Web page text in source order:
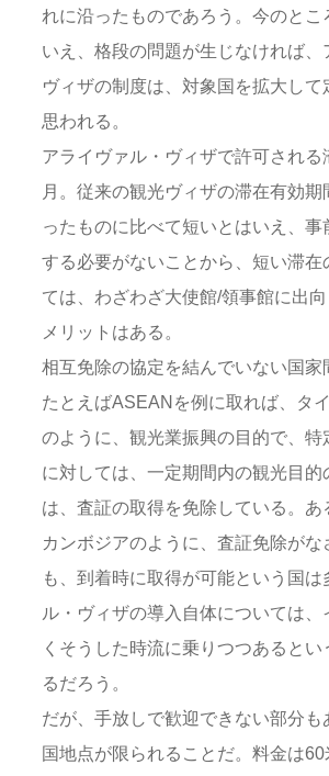
れに沿ったものであろう。今のとこ
いえ、格段の問題が生じなければ、
ヴィザの制度は、対象国を拡大して
思われる。
アライヴァル・ヴィザで許可される
月。従来の観光ヴィザの滞在有効期
ったものに比べて短いとはいえ、事
する必要がないことから、短い滞在
ては、わざわざ大使館/領事館に出
メリットはある。
相互免除の協定を結んでいない国家
たとえばASEANを例に取れば、タ
のように、観光業振興の目的で、特
に対しては、一定期間内の観光目的
は、査証の取得を免除している。あ
カンボジアのように、査証免除がな
も、到着時に取得が可能という国
ル・ヴィザの導入自体については、
くそうした時流に乗りつつあるとい
るだろう。
だが、手放しで歓迎できない部分も
国地点が限られることだ。料金は